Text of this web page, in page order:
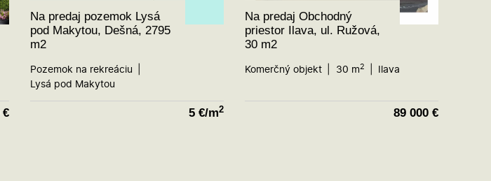
€
Na predaj pozemok Lysá
pod Makytou, Dešná, 2795
m2
Pozemok na rekreáciu
Lysá pod Makytou
5 €/m2
Na predaj Obchodný
priestor Ilava, ul. Ružová,
30 m2
Komerčný objekt 30 m2 Ilava
89 000 €